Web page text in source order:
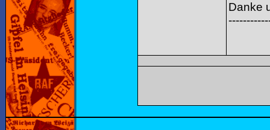
Danke